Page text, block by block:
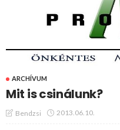
ARCHÍVUM
Mit is csinálunk?
Bendzsi 2013.06.10.